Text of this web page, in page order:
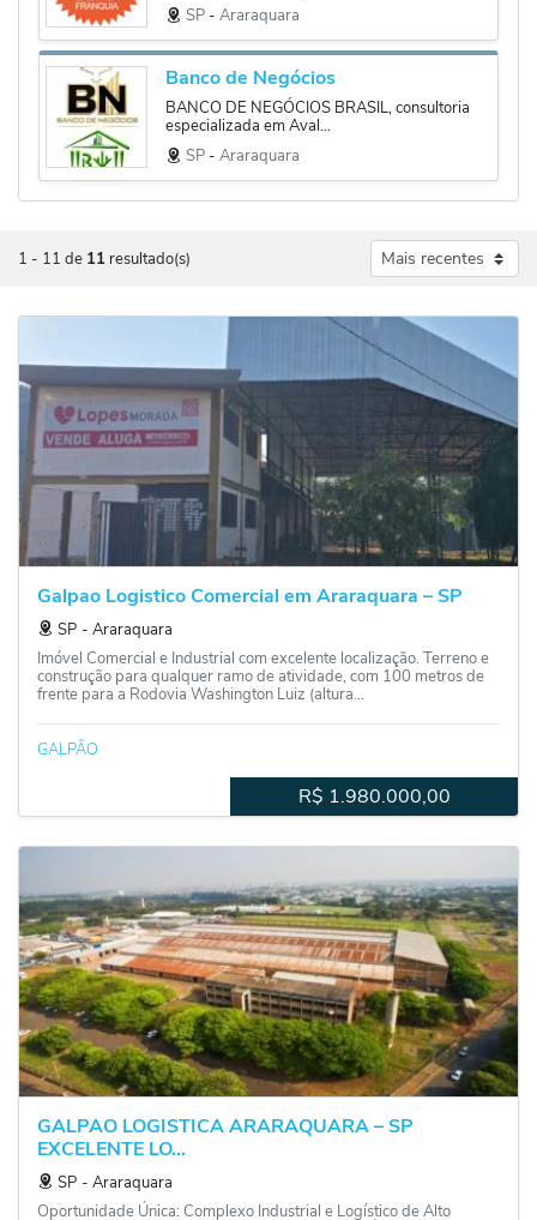
SP ‐ Araraquara
Banco de Negócios
BANCO DE NEGÓCIOS BRASIL, consultoria
especializada em Aval...
SP ‐ Araraquara
1 - 11 de 11 resultado(s)
Galpao Logistico Comercial em Araraquara – SP
SP ‐ Araraquara
Imóvel Comercial e Industrial com excelente localização. Terreno e
construção para qualquer ramo de atividade, com 100 metros de
frente para a Rodovia Washington Luiz (altura...
GALPÃO
R$ 1.980.000,00
GALPAO LOGISTICA ARARAQUARA – SP
EXCELENTE LO...
SP ‐ Araraquara
Oportunidade Única: Complexo Industrial e Logístico de Alto